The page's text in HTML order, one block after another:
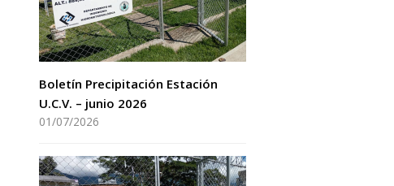
Boletín Precipitación Estación
U.C.V. – junio 2026
01/07/2026